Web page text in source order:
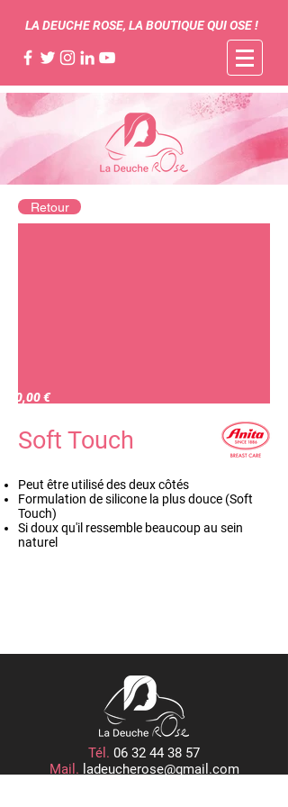
LA DEUCHE ROSE, LA BOUTIQUE QUI OSE !
Retour
Soft Touch
240,00 €
Peut être utilisé des deux côtés
Formulation de silicone la plus douce (Soft
Touch)
Si doux qu'il ressemble beaucoup au sein
naturel
Tél. 06 32 44 38 57
Mail. ladeucherose@gmail.com